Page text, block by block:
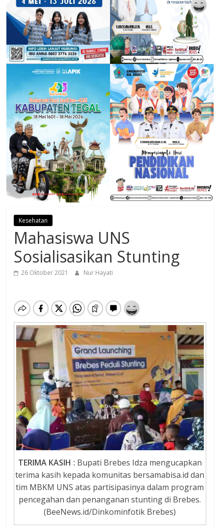
Kesehatan
Mahasiswa UNS
Sosialisasikan Stunting
26 Oktober 2021 Nur Hayati
TERIMA KASIH : Bupati Brebes Idza mengucapkan
terima kasih kepada komunitas bersamabisa.id dan
tim MBKM UNS atas partisipasinya dalam program
pencegahan dan penanganan stunting di Brebes.
(BeeNews.id/Dinkominfotik Brebes)